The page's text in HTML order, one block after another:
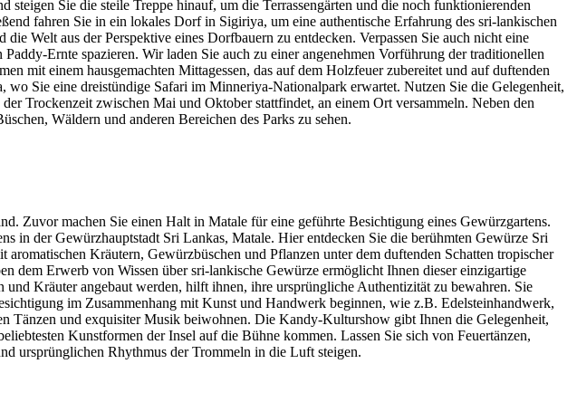
Sie die steile Treppe hinauf, um die Terrassengärten und die noch funktionierenden
fahren Sie in ein lokales Dorf in Sigiriya, um eine authentische Erfahrung des sri-lankischen
Welt aus der Perspektive eines Dorfbauern zu entdecken. Verpassen Sie auch nicht eine
Ernte spazieren. Wir laden Sie auch zu einer angenehmen Vorführung der traditionellen
mit einem hausgemachten Mittagessen, das auf dem Holzfeuer zubereitet und auf duftenden
Sie eine dreistündige Safari im Minneriya-Nationalpark erwartet. Nutzen Sie die Gelegenheit,
Trockenzeit zwischen Mai und Oktober stattfindet, an einem Ort versammeln. Neben den
Wäldern und anderen Bereichen des Parks zu sehen.
Zuvor machen Sie einen Halt in Matale für eine geführte Besichtigung eines Gewürzgartens.
in der Gewürzhauptstadt Sri Lankas, Matale. Hier entdecken Sie die berühmten Gewürze Sri
Kräutern, Gewürzbüschen und Pflanzen unter dem duftenden Schatten tropischer
dem Erwerb von Wissen über sri-lankische Gewürze ermöglicht Ihnen dieser einzigartige
Kräuter angebaut werden, hilft ihnen, ihre ursprüngliche Authentizität zu bewahren. Sie
im Zusammenhang mit Kunst und Handwerk beginnen, wie z.B. Edelsteinhandwerk,
und exquisiter Musik beiwohnen. Die Kandy-Kulturshow gibt Ihnen die Gelegenheit,
Kunstformen der Insel auf die Bühne kommen. Lassen Sie sich von Feuertänzen,
ursprünglichen Rhythmus der Trommeln in die Luft steigen.